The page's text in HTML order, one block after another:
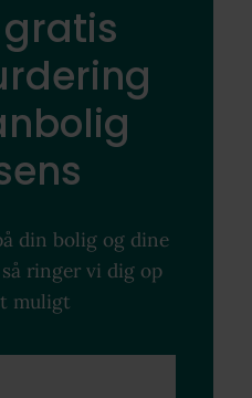
gratis
din bolig og dine
ringer vi dig op
muligt